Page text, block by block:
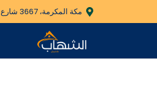
مكة المكرمة، 3667 شارع ابراهيم الجفالي, 24372